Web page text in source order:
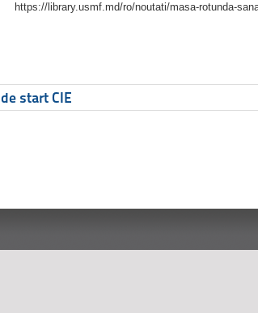
https://library.usmf.md/ro/noutati/masa-rotunda-
start CIE